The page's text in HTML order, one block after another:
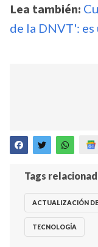
Lea también:
de la DNVT': es
Tags
ACTUALIZACIÓN
TECNOLOGÍA